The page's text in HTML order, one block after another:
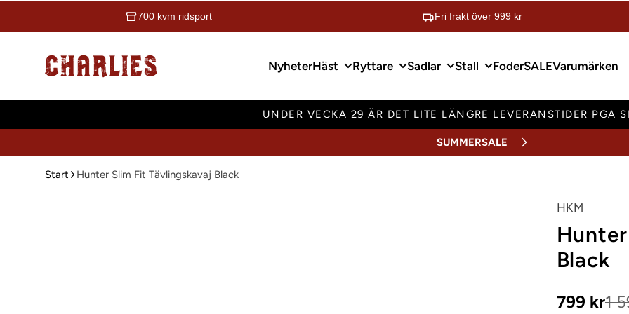
700 kvm ridsport Fri frakt över 999 kr
Charlies Ridsport
NyheterHäst Ryttare Sadlar Stall FoderSALEVarumärken
UNDER VECKA 29 ÄR DET LITE LÄNGRE LEVERANSTIDER PGA
SUMMERSALE
Start Hunter Slim Fit Tävlingskavaj Black
HKM
Black
799 kr1